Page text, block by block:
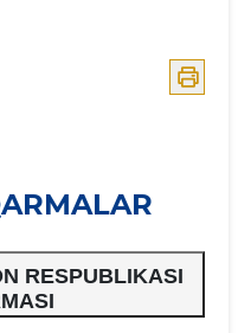
RESPUBLIKASI